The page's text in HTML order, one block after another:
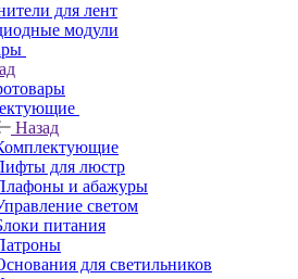
для лент
модули
Назад
для люстр
и абажуры
светом
питания
для светильников